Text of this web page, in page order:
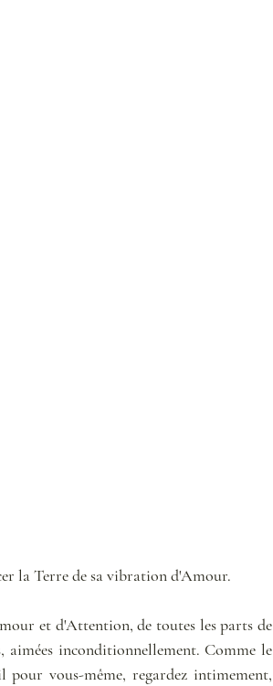
la Terre de sa vibration d'Amour.
et d'Attention, de toutes les parts de
aimées inconditionnellement. Comme le
pour vous-même, regardez intimement,